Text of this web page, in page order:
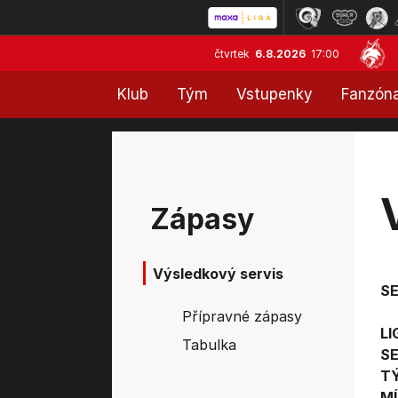
čtvrtek 6.8.2026 17:00
Klub Tým Vstupenky
Zápasy
Výsledkový servis
Přípravné zápasy
Tabulka